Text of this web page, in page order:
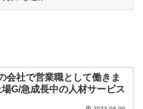
会社で営業職として働きま
G/急成長中の人材サービス